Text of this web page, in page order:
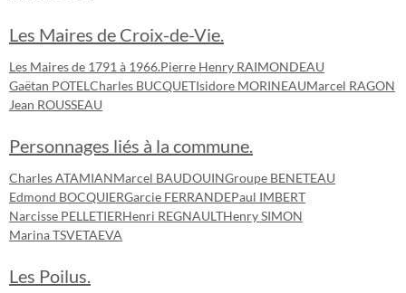
Les Maires de Croix-de-Vie.
Les Maires de 1791 à 1966.Pierre Henry RAIMONDEAU
Gaëtan POTEL Charles BUCQUETIsidore MORINEAUMarcel RAGON
Jean ROUSSEAU
Personnages liés à la commune.
Charles ATAMIANMarcel BAUDOUINGroupe BENETEAU
Edmond BOCQUIERGarcie FERRANDEPaul IMBERT
Narcisse PELLETIERHenri REGNAULTHenry SIMON
Marina TSVETAEVA
Les Poilus.